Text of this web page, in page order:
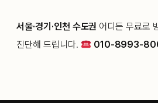
서울·경기·인천 수도권 어디든 무료로
진단해 드립니다.
010-8993-